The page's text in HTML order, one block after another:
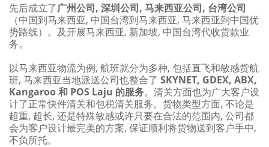
先后成立了广州公司, 深圳公司, 马来西亚公司, 台湾公司
（中国到马来西亚, 中国台湾到马来西亚, 马来西亚到中国优
势路线）。及开展马来西亚, 新加坡, 中国台湾代收货款业
务。
以马来西亚物流为例, 航班就分为多种, 包括直飞和敏感货航
班, 马来西亚当地派送公司也整合了 SKYNET, GDEX, ABX,
Kangaroo 和 POS Laju 的服务。清关方面也为广大客户设
计了正常快件清关和包税清关服务。货物类型方面, 不论是
超重, 超长, 还是特殊敏感或许只要在合法的范围内, 公司都
会为客户设计最完美的方案, 保证顺利将货物送到客户手中,
不负所托。